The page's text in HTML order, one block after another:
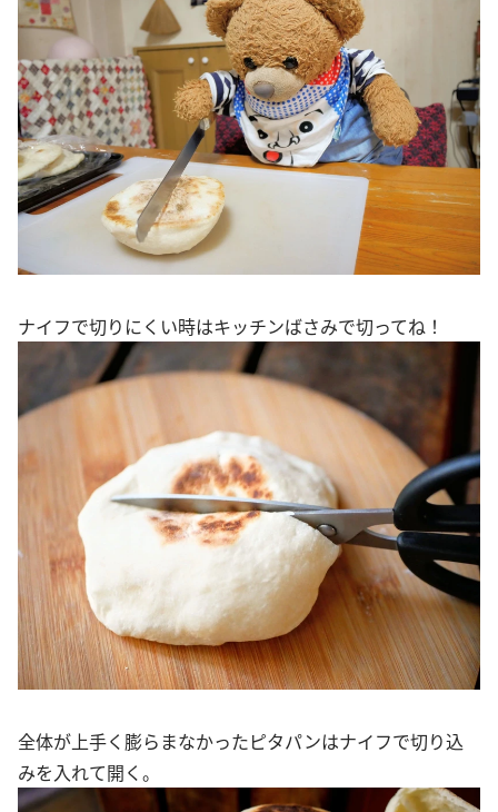
ナイフで切りにくい時はキッチンばさみで切ってね！
全体が上手く膨らまなかったピタパンはナイフで切り込
みを入れて開く。